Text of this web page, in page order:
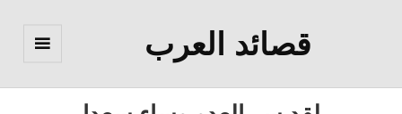
قصائد العرب